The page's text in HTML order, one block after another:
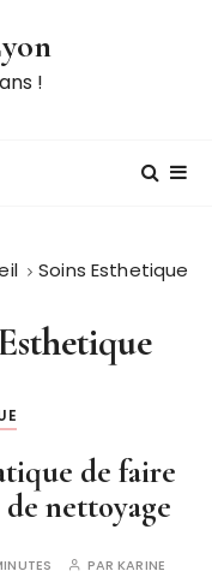
!
Soins Esthetique
de faire
nettoyage
PARKARINE